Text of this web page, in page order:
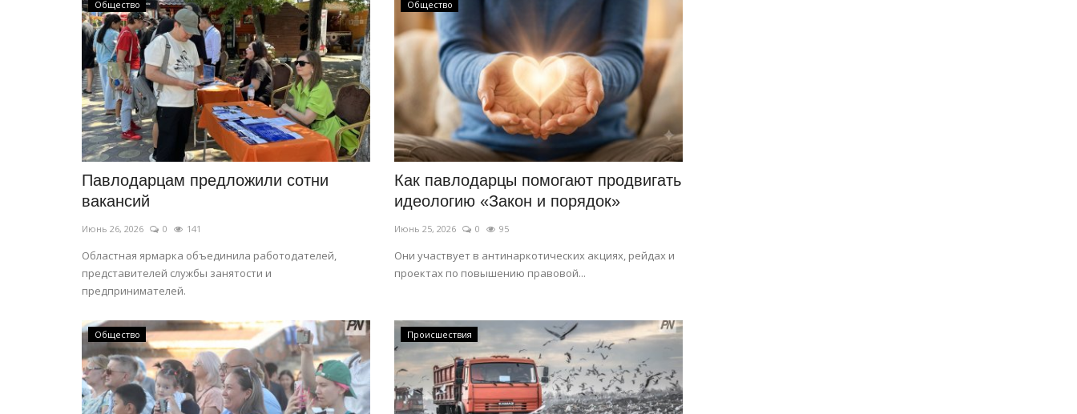
Общество
Павлодарцам предложили сотни
вакансий
Июнь 26, 2026 0 141
Областная ярмарка объединила работодателей,
представителей службы занятости и
предпринимателей.
Общество
Как павлодарцы помогают продвигать
идеологию «Закон и порядок»
Июнь 25, 2026 0 95
Они участвует в антинаркотических акциях, рейдах и
проектах по повышению правовой...
Общество Происшествия